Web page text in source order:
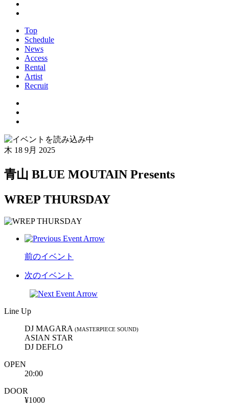
Top
Schedule
News
Access
Rental
Artist
Recruit
木 18 9月 2025
青山 BLUE MOUTAIN Presents
WREP THURSDAY
前のイベント
次のイベント
Line Up
DJ MAGARA (MASTERPIECE SOUND)
ASIAN STAR
DJ DEFLO
OPEN
20:00
DOOR
¥1000